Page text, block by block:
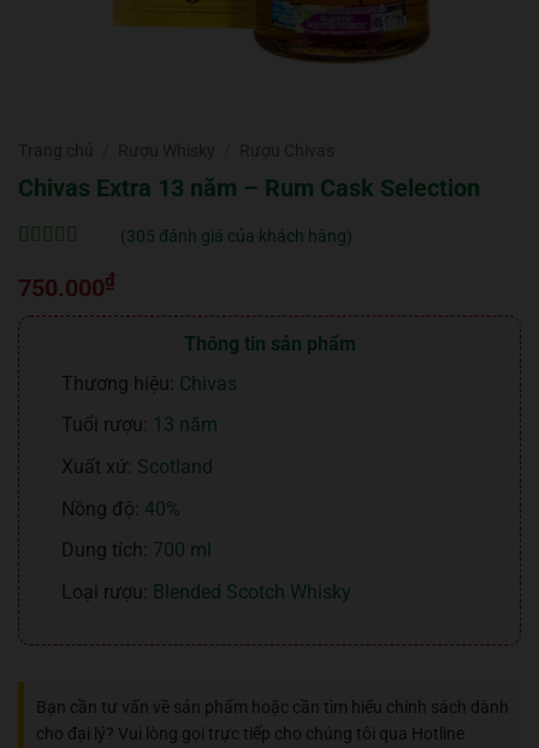
Chivas Extra 13 năm – Rum Cask Selection
trênđánh
giá
(305 đánh giá của khách hàng)
750.000₫
Thông tin sản phẩm
Thương hiệu: Chivas
Tuổi rượu: 13 năm
Xuất xứ: Scotland
Nồng độ: 40%
Dung tích: 700 ml
Loại rượu: Blended Scotch Whisky
Bạn cần tư vấn về sản phẩm hoặc cần tìm hiểu chính sách dành
cho đại lý? Vui lòng gọi trực tiếp cho chúng tôi qua Hotline